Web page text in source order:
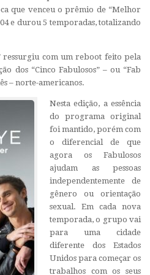
que venceu o prêmio de “Melhor
e durou 5 temporadas, totalizando
ressurgiu com um reboot feito pela
dos “Cinco Fabulosos” – ou “Fab
– norte-americanos.
Nesta edição, a essência
do programa original
foi mantido, porém com
o diferencial de que
agora os Fabulosos
ajudam as pessoas
independentemente de
gênero ou orientação
sexual. Em cada nova
temporada, o grupo vai
para uma cidade
diferente dos Estados
Unidos para começar os
trabalhos com os seus